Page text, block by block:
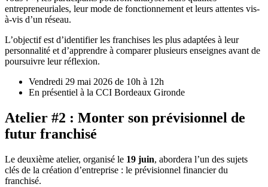
entrepreneuriales, leur mode de fonctionnement et leurs attentes vis-
à-vis d’un réseau.
L’objectif est d’identifier les franchises les plus adaptées à leur
personnalité et d’apprendre à comparer plusieurs enseignes avant de
poursuivre leur réflexion.
Vendredi 29 mai 2026 de 10h à 12h
En présentiel à la CCI Bordeaux Gironde
Atelier #2 : Monter son prévisionnel de
futur franchisé
Le deuxième atelier, organisé le 19 juin, abordera l’un des sujets
clés de la création d’entreprise : le prévisionnel financier du
franchisé.